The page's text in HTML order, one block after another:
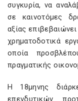
συγκυρία, να
σε καινοτόμες
αξίας
χρηματοδοτικά
οποία
πραγματικής
Η 18μηνης
επενδυτικών